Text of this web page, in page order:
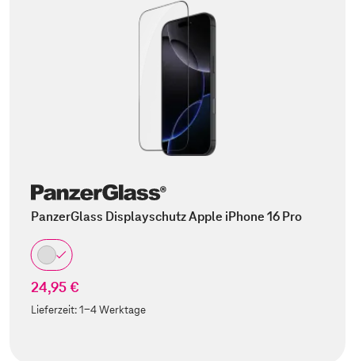
PanzerGlass Displayschutz Apple iPhone 16 Pro
24,95 €
Lieferzeit:1-4 Werktage